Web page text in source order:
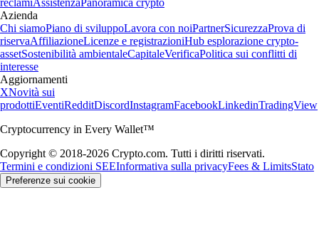
reclamiAssistenza Panoramica crypto
Azienda
Chi siamoPiano di sviluppoLavora con noiPartnerSicurezzaProva di
riservaAffiliazioneLicenze e registrazioniHub esplorazione crypto-
assetSostenibilità ambientaleCapitaleVerificaPolitica sui conflitti di
interesse
Aggiornamenti
XNovità sui
prodottiEventiRedditDiscordInstagramFacebookLinkedinTradingView
Cryptocurrency in Every Wallet™
Copyright © 2018-2026 Crypto.com. Tutti i diritti riservati.
Termini e condizioni SEEInformativa sulla privacyFees & LimitsStato
Preferenze sui cookie